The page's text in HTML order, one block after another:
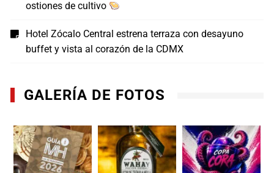
ostiones de cultivo
Hotel Zócalo Central estrena terraza con desayuno
buffet y vista al corazón de la CDMX
GALERÍA DE FOTOS